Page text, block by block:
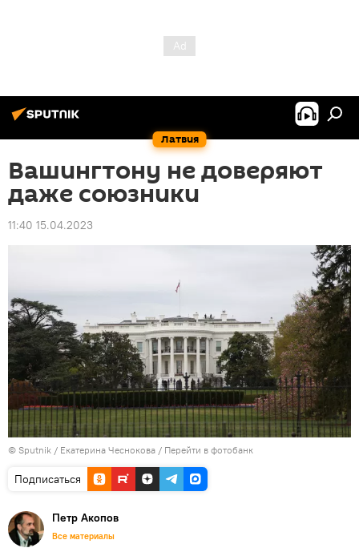
Латвия
Вашингтону не доверяют
даже союзники
11:40 15.04.2023
© Sputnik / Екатерина Чеснокова / Перейти в фотобанк
Подписаться
Петр Акопов
Все материалы